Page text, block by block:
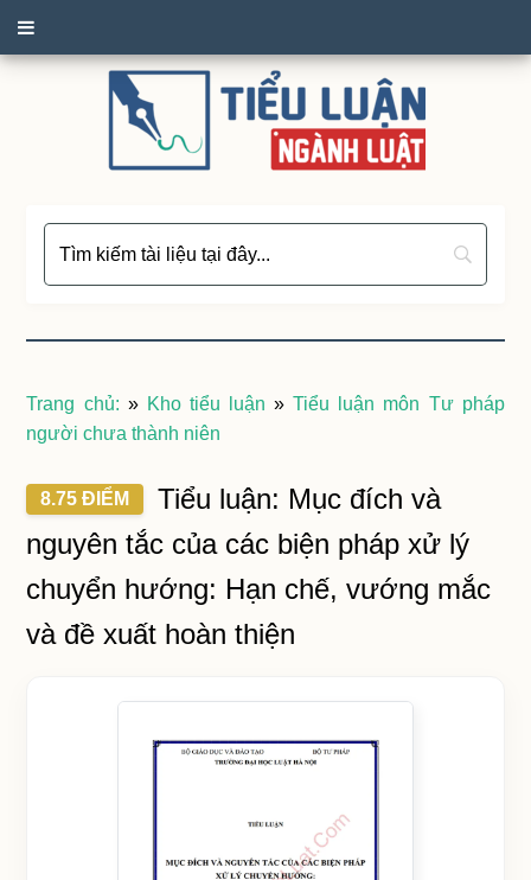
Trang chủ: » Kho tiểu luận »Tiểu luận môn Tư pháp
người chưa thành niên
8.75 ĐIỂM
Tiểu luận: Mục đích và
nguyên tắc của các biện pháp xử lý
chuyển hướng: Hạn chế, vướng mắc
và đề xuất hoàn thiện